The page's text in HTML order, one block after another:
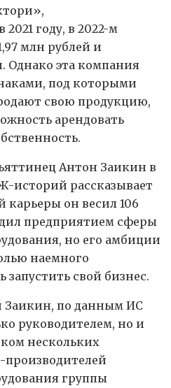
году, в 2022-м
млн рублей и
Однако эта компания
под которыми
свою продукцию,
арендовать
Антон Заикин в
историй рассказывает
карьеры он весил 106
предприятием сферы
но его амбиции
наемного
свой бизнес.
Заикин, по данным ИС
руководителем, но и
нескольких
группы